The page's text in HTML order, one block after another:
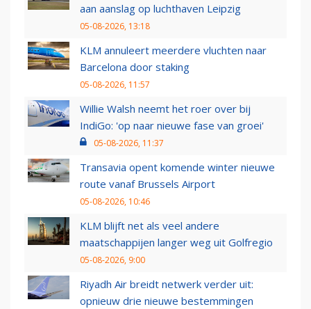
aan aanslag op luchthaven Leipzig
05-08-2026, 13:18
KLM annuleert meerdere vluchten naar
Barcelona door staking
05-08-2026, 11:57
Willie Walsh neemt het roer over bij
IndiGo: 'op naar nieuwe fase van groei'
05-08-2026, 11:37
Transavia opent komende winter nieuwe
route vanaf Brussels Airport
05-08-2026, 10:46
KLM blijft net als veel andere
maatschappijen langer weg uit Golfregio
05-08-2026, 9:00
Riyadh Air breidt netwerk verder uit:
opnieuw drie nieuwe bestemmingen